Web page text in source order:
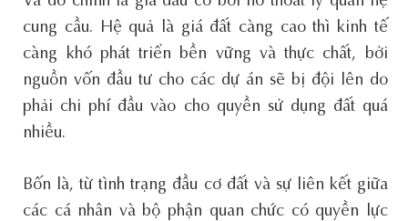
cung cầu. Hệ quả là giá đất càng cao thì kinh tế
càng khó phát triển bền vững và thực chất, bởi
nguồn vốn đầu tư cho các dự án sẽ bị đội lên do
phải chi phí đầu vào cho quyền sử dụng đất quá
nhiều.
Bốn là, từ tình trạng đầu cơ đất và sự liên kết giữa
các cá nhân và bộ phận quan chức có quyền lực